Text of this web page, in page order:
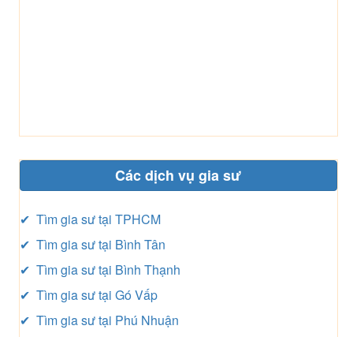
Các dịch vụ gia sư
✔ Tìm gia sư tại TPHCM
✔ Tìm gia sư tại Bình Tân
✔ Tìm gia sư tại Bình Thạnh
✔ Tìm gia sư tại Gó Vấp
✔ Tìm gia sư tại Phú Nhuận